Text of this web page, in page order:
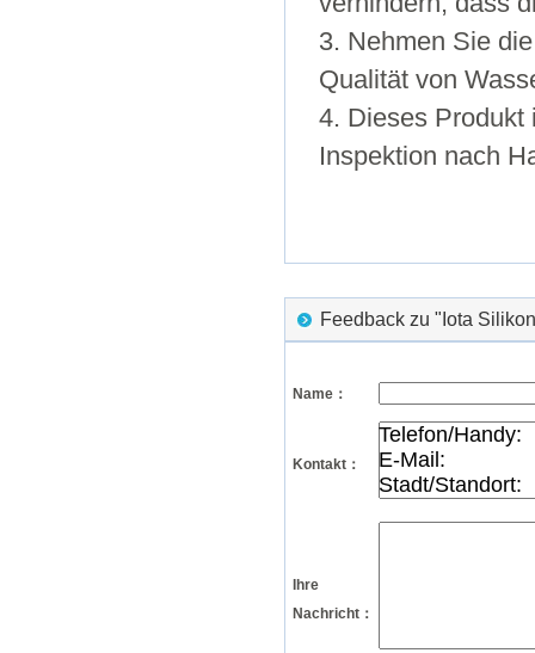
3. Nehmen Sie
Qualität von
4. Dieses Produkt
Inspektion nach
Feedback zu "Iota
Name：
Kontakt：
Ihre
Nachricht：